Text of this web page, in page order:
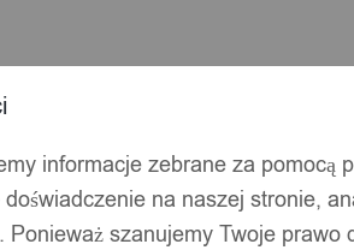
informacje zebrane za pomocą
na naszej stronie,
szanujemy Twoje prawo